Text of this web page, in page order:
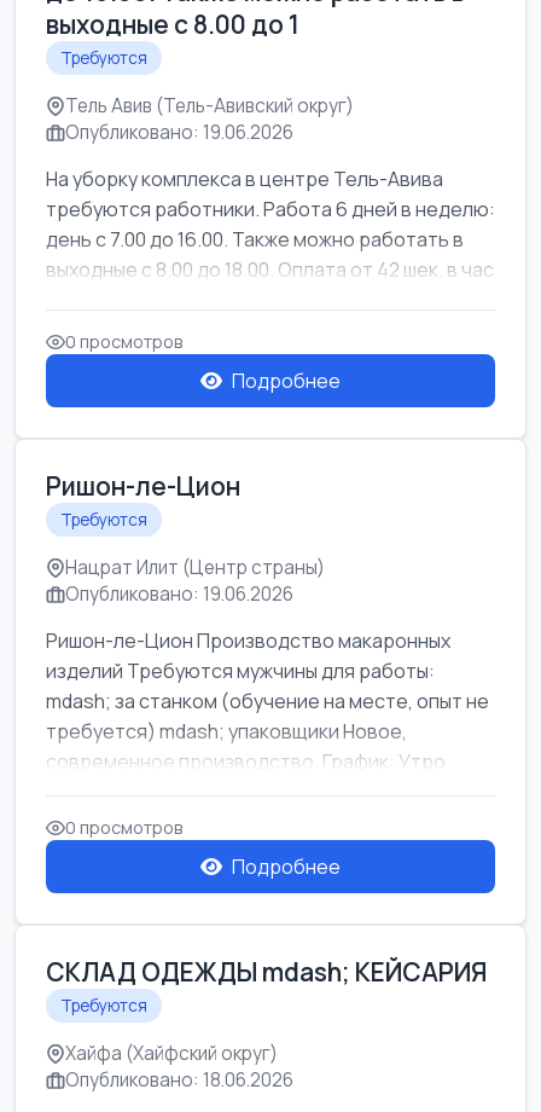
выходные с 8.00 до 1
Требуются
Тель Авив (Тель-Авивский округ)
Опубликовано: 19.06.2026
На уборку комплекса в центре Тель-Авива
требуются работники. Работа 6 дней в неделю:
день с 7.00 до 16.00. Также можно работать в
выходные с 8.00 до 18.00. Оплата от 42 шек. в час
0 просмотров
Подробнее
Ришон-ле-Цион
Требуются
Нацрат Илит (Центр страны)
Опубликовано: 19.06.2026
Ришон-ле-Цион Производство макаронных
изделий Требуются мужчины для работы:
mdash; за станком (обучение на месте, опыт не
требуется) mdash; упаковщики Новое,
современное производство. График: Утро
mda...
0 просмотров
Подробнее
СКЛАД ОДЕЖДЫ mdash; КЕЙСАРИЯ
Требуются
Хайфа (Хайфский округ)
Опубликовано: 18.06.2026